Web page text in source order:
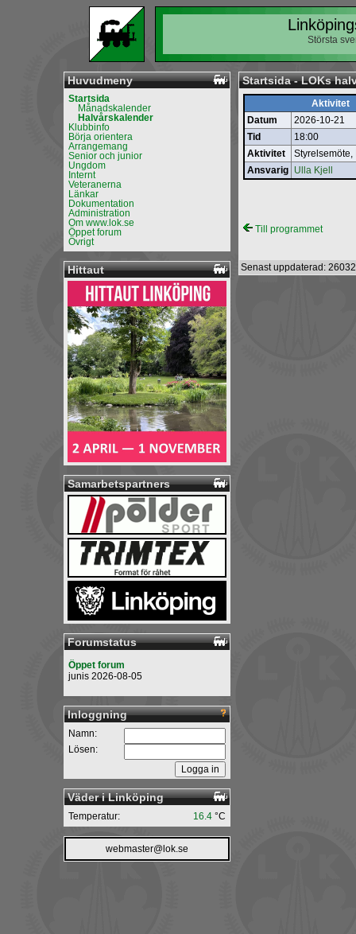
Största
Huvudmeny
Startsida
Månadskalender
Halvårskalender
Klubbinfo
Börja orientera
Arrangemang
Senior och junior
Ungdom
Internt
Veteranerna
Länkar
Dokumentation
Administration
Om www.lok.se
Öppet forum
Övrigt
Hittaut
Samarbetspartners
Forumstatus
Öppet forum
junis 2026-08-05
Inloggning
Namn:
Lösen:
Väder i Linköping
16.4 °C
Temperatur:
webmaster@lok.se
Startsida - LOKs
Aktivitet
Datum
2026-10-21
Tid
18:00
Aktivitet
Styrelsemöte,
Ansvarig Ulla Kjell
Till programmet
Senast uppdaterad: